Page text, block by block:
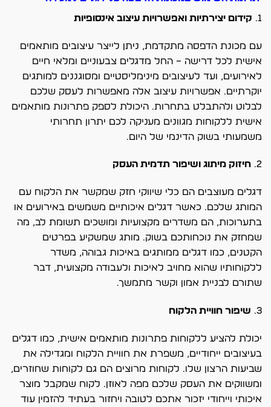
1. קידום יצירתיות ואפשרויות עיצוב אינסופיות
עם מכונת הדפסה מתקדמת, ניתן לייצר עיצובים מותאמים
אישית לכל דרישה – החל מדגלים צבעוניים ומלאי חיים
לאירועים, ועד לעיצובים מינימליסטיים ומסוגננים למותגים
יוקרתיים. אפשרויות עיצוב אלה מאפשרות לעסק שלכם
לבלוט ולהתבלט בתחרות. היכולת לספק פתרונות מותאמים
אישית ללקוחות מגוונים מעניקה לכם יתרון תחרותי
משמעותי בשוק הדינמי של היום.
2. חיזוק מיתוג ושיפור תדמית העסק
דגלים מעוצבים הם כלי שיווקי חזק שמקשר את הלקוח עם
המותג שלכם. כאשר דגלים איכותיים משמשים באירועים או
בתערוכות, הם משדרים מקצועיות ומושכים תשומת לב, מה
שמחזק את נוכחותכם בשוק. מותג שמשקיע בפרטים
הקטנים, כמו דגלים ממותגים באיכות גבוהה, משדר
ללקוחותיו שהוא מחויב לאיכות ולעבודה מקצועית, דבר
שתורם לבניית אמון וקשר מתמשך.
3. שיפור חוויית הלקוח
יכולת להציע ללקוחות פתרונות מותאמים אישית, כמו דגלים
בעיצובים ייחודיים, משפרת את חוויית הלקוח ומגדילה את
שביעות הרצון שלו. לקוחות מרוצים הם גם לקוחות שחוזרים,
ומשווקים את העסק שלכם מפה לאוזן. לקוח שמקבל מוצר
איכותי וייחודי יזכור אתכם לטובה ויחזור בעתיד להזמין עוד